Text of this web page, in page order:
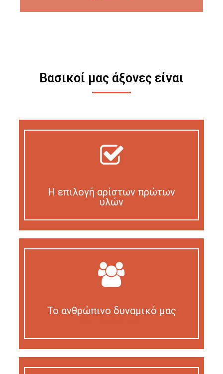
Βασικοί μας άξονες είναι
Η επιλογή αρίστων πρώτων
υλών
Το ανθρώπινο δυναμικό μας